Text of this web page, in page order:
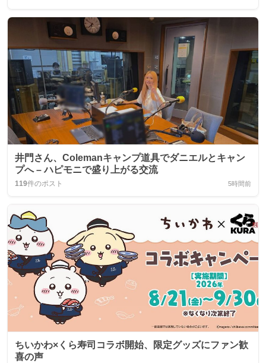
井門さん、Colemanキャンプ道具でダニエルとキャン
プへ – ハピモニで盛り上がる交流
119件のポスト 5時間前
ちいかわ×くら寿司コラボ開始、限定グッズにファン歓
喜の声